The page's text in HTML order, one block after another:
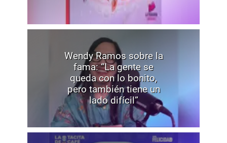
Wendy Ramos sobre la
fama: “La gente se
queda con lo bonito,
pero también tiene un
lado difícil”